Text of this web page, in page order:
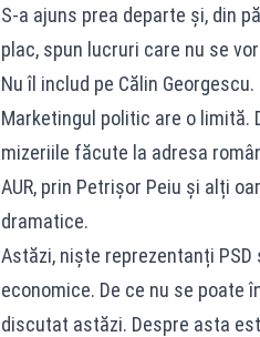
S-a ajuns prea departe și, din
plac, spun lucruri care nu se
Nu îl includ pe Călin
Marketingul politic are o limită.
mizeriile făcute la adresa
AUR, prin Petrișor Peiu și alți
dramatice.
Astăzi, niște reprezentanți
economice. De ce nu se poate
discutat astăzi. Despre asta